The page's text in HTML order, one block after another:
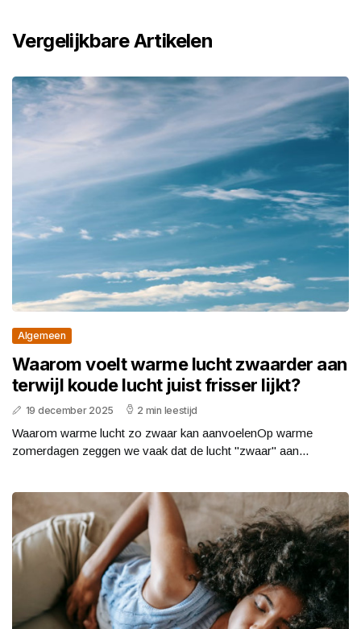
Vergelijkbare Artikelen
Algemeen
Waarom voelt warme lucht zwaarder aan
terwijl koude lucht juist frisser lijkt?
19 december 2025 2 min leestijd
Waarom warme lucht zo zwaar kan aanvoelenOp warme
zomerdagen zeggen we vaak dat de lucht "zwaar" aan...